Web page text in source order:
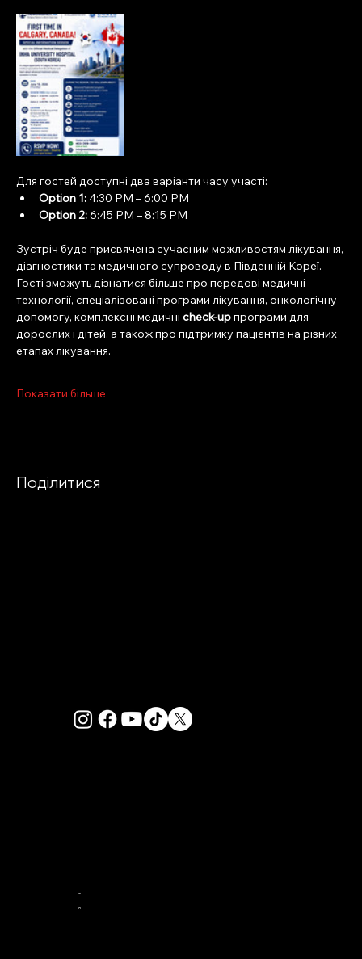
Для гостей доступні два варіанти часу участі:
Option 1: 4:30 PM – 6:00 PM
Option 2: 6:45 PM – 8:15 PM
Зустріч буде присвячена сучасним можливостям лікування,
діагностики та медичного супроводу в Південній Кореї.
Гості зможуть дізнатися більше про передові медичні
технології, спеціалізовані програми лікування, онкологічну
допомогу, комплексні медичні check-up програми для
дорослих і дітей, а також про підтримку пацієнтів на різних
етапах лікування.
Показати більше
Поділитися